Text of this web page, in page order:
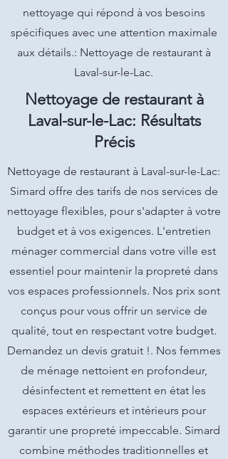
nettoyage qui répond à vos besoins
spécifiques avec une attention maximale
aux détails.: Nettoyage de restaurant à
Laval-sur-le-Lac.
Nettoyage de restaurant à
Laval-sur-le-Lac: Résultats
Précis
Nettoyage de restaurant à Laval-sur-le-Lac:
Simard offre des tarifs de nos services de
nettoyage flexibles, pour s'adapter à votre
budget et à vos exigences. L'entretien
ménager commercial dans votre ville est
essentiel pour maintenir la propreté dans
vos espaces professionnels. Nos prix sont
conçus pour vous offrir un service de
qualité, tout en respectant votre budget.
Demandez un devis gratuit !. Nos femmes
de ménage nettoient en profondeur,
désinfectent et remettent en état les
espaces extérieurs et intérieurs pour
garantir une propreté impeccable. Simard
combine méthodes traditionnelles et